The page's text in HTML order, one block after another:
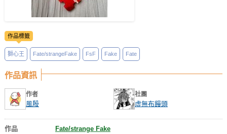
作品標籤
獅心王 Fate/strangeFake FsF Fake Fate
作品資訊
作者
風殷
社團
虛無布饅頭
作品 Fate/strange Fake